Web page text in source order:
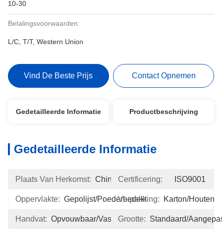
10-30
Betalingsvoorwaarden:
L/C, T/T, Western Union
Vind De Beste Prijs Contact Opnemen
Gedetailleerde Informatie Productbeschrijving
Gedetailleerde Informatie
Plaats Van Herkomst: China Certificering: ISO9001
Oppervlakte: Gepolijst/poederbedekt
Verpakking: Karton/Houten
Handvat: Opvouwbaar/vast Grootte: Standaard/